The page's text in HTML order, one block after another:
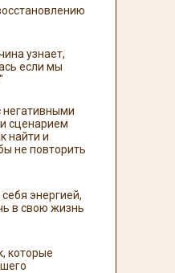
негативными
сценарием
найти и
не повторить
которые
энергией,
в свою жизнь
узнает,
если мы